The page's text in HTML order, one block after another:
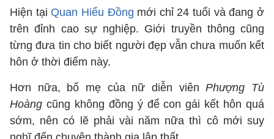
Hiện tại Quan Hiểu Đồng mới chỉ 24 tuổi và đang ở
trên đỉnh cao sự nghiệp. Giới truyền thông cũng
từng đưa tin cho biết người đẹp vẫn chưa muốn kết
hôn ở thời điểm này.
Hơn nữa, bố mẹ của nữ diễn viênPhượng Tù
Hoàng cũng không đồng ý để con gái kết hôn quá
sớm, nên có lẽ phải vài năm nữa thì cô mới suy